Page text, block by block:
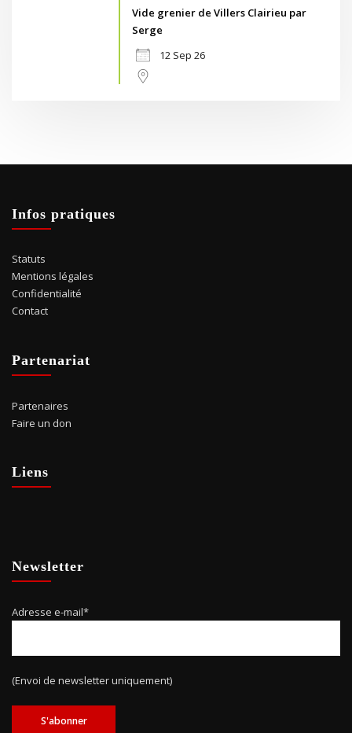
Vide grenier de Villers Clairieu par
Serge
12 Sep 26
Infos pratiques
Statuts
Mentions légales
Confidentialité
Contact
Partenariat
Partenaires
Faire un don
Liens
Newsletter
Adresse e-mail*
(Envoi de newsletter uniquement)